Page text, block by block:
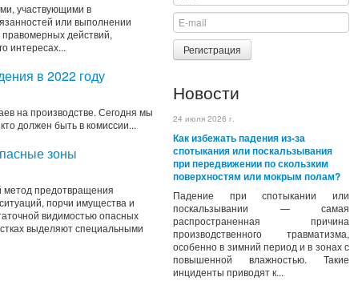
Регистрация
Новости
24 июля 2026 г.
Как избежать падения из-за
спотыкания или поскальзывания
при передвижении по скользким
поверхностям или мокрым полам?
Падение при спотыкании или
поскальзывании — самая
распространенная причина
производственного травматизма,
особенно в зимний период и в зонах с
повышенной влажностью. Такие
инциденты приводят к...
участвующими в
или выполнении
действий,
интересах...
в 2022 году
на производстве. Сегодня мы
должен быть в комиссии...
зоны
метод предотвращения
порчи имущества и
видимостью опасных
выделяют специальными